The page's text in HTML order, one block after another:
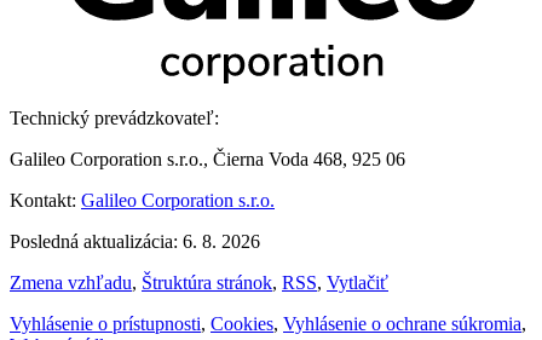
Technický prevádzkovateľ:
Galileo Corporation s.r.o., Čierna Voda 468, 925 06
Kontakt: Galileo Corporation s.r.o.
Posledná aktualizácia: 6. 8. 2026
Zmena vzhľadu, Štruktúra stránok, RSS, Vytlačiť
Vyhlásenie o prístupnosti, Cookies, Vyhlásenie o ochrane súkromia,